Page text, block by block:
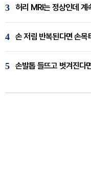
3 허리 MRI는 정상인데 계
4
5 손발톱 들뜨고 벗겨진다